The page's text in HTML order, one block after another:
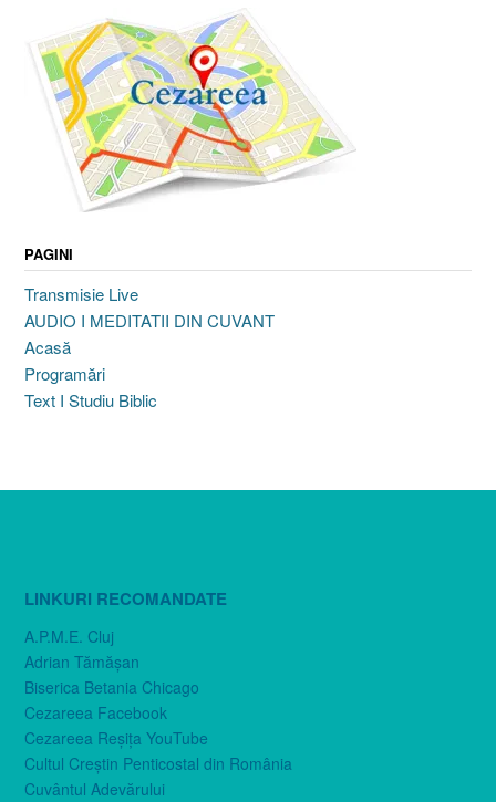
PAGINI
Transmisie Live
AUDIO I MEDITATII DIN CUVANT
Acasă
Programări
Text I Studiu Biblic
LINKURI RECOMANDATE
A.P.M.E. Cluj
Adrian Tămăşan
Biserica Betania Chicago
Cezareea Facebook
Cezareea Reşiţa YouTube
Cultul Creştin Penticostal din România
Cuvântul Adevărului